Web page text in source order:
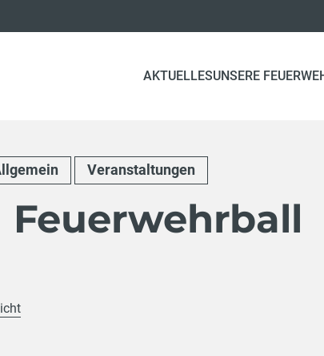
AKTUELLESUNSERE
Veranstaltungen
Feuerwehrball